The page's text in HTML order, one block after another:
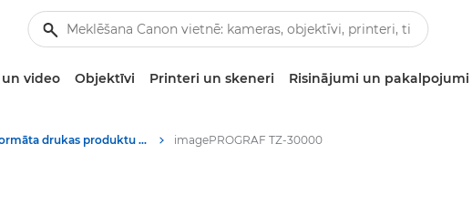
video Objektīvi Printeri un skeneri Risinājumi un pakalpojumi
Lielformāta drukas produktu multivides materiāli — Canon preses centrs imagePROGRAF TZ-30000